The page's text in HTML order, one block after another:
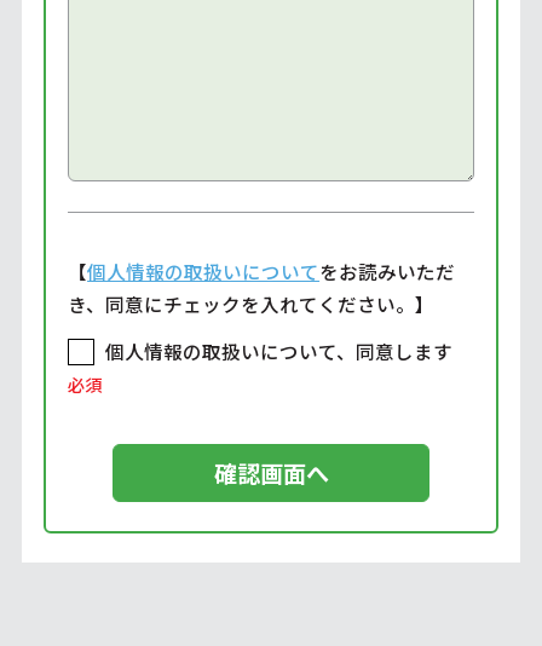
【個人情報の取扱いについてをお読みいただ
き、同意にチェックを入れてください。】
個人情報の取扱いについて、同意します
必須